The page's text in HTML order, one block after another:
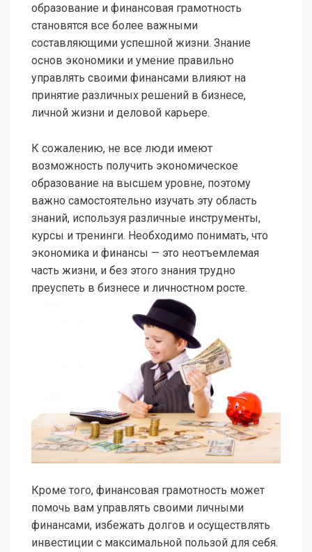
образование и финансовая грамотность
становятся все более важными
составляющими успешной жизни. Знание
основ экономики и умение правильно
управлять своими финансами влияют на
принятие различных решений в бизнесе,
личной жизни и деловой карьере.
К сожалению, не все люди имеют
возможность получить экономическое
образование на высшем уровне, поэтому
важно самостоятельно изучать эту область
знаний, используя различные инструменты,
курсы и тренинги. Необходимо понимать, что
экономика и финансы — это неотъемлемая
часть жизни, и без этого знания трудно
преуспеть в бизнесе и личностном росте.
Кроме того, финансовая грамотность может
помочь вам управлять своими личными
финансами, избежать долгов и осуществлять
инвестиции с максимальной пользой для себя.